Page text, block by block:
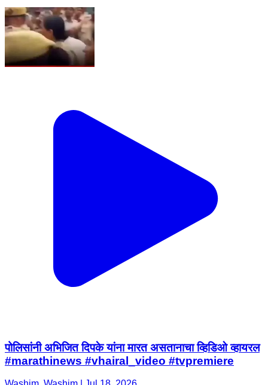
पोलिसांनी अभिजित दिपके यांना मारत असतानाचा व्हिडिओ व्हायरल
#marathinews #vhairal_video #tvpremiere